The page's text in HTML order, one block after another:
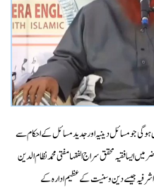
ہوگی جو مسائل دینیہ اور جدید مسائل کے احکام سے
ایسا فقیہ محقق سراج الفقہا مفتی محمد نظام الدین
جیسے دین و سنیت کے عظیم ادارہ کے